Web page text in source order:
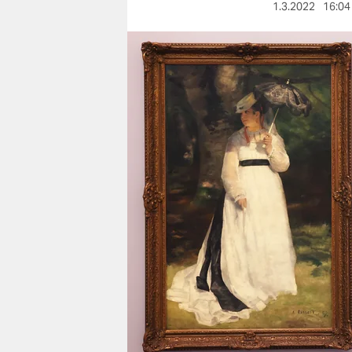
nord
wahrheit
verlag
verlag
veranstaltungen
shop
fragen & hilfe
unterstützen
abo
genossenschaft
1.3.2022